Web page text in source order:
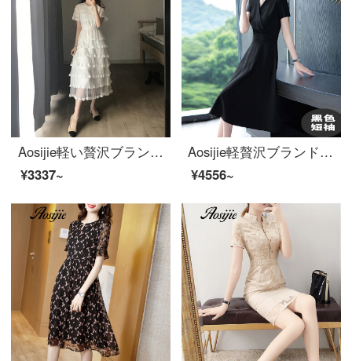
Aosijie軽い贅沢ブランドの婦人服の網の糸のレースのワンピースの女性の復古する王女のカステラのスカートの2020夏の新型のファッションのフランス式のひざ越しの気質のロングスカートの白色XS
¥3337~
Aosijie軽贅沢ブランド女装純色Vネックワンピース2020春夏新作ウエストが細く見える雰囲気A字スカートの垂れ下がった感が本格的な黒のスカート【半袖】3 XL
¥4556~